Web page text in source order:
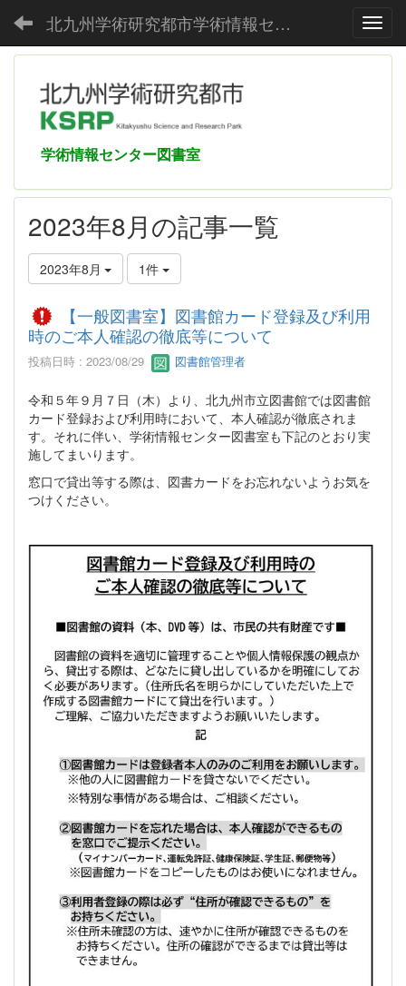
北九州学術研究都市学術情報センター
学術情報センター図書室
2023年8月の記事一覧
2023年8月 1件
【一般図書室】図書館カード登録及び利用
時のご本人確認の徹底等について
投稿日時 : 2023/08/29 図書館管理者
令和５年９月７日（木）より、北九州市立図書館では図書館
カード登録および利用時において、本人確認が徹底されま
す。それに伴い、学術情報センター図書室も下記のとおり実
施してまいります。
窓口で貸出等する際は、図書カードをお忘れないようお気を
つけください。